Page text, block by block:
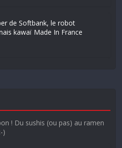
de Softbank, le robot
kawaï Made In France
! Du sushis (ou pas) au ramen
)